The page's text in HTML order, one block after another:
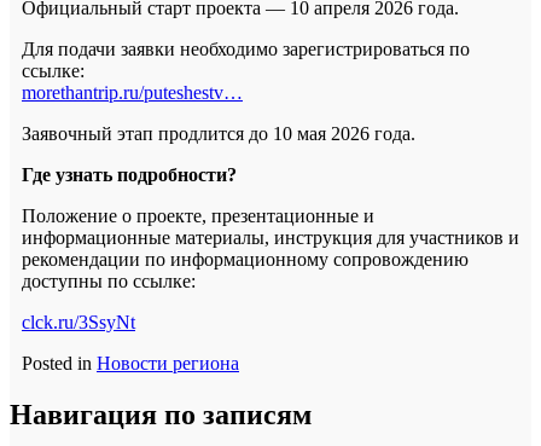
Официальный старт проекта — 10 апреля 2026 года.
Для подачи заявки необходимо зарегистрироваться по
ссылке:
morethantrip.ru/puteshestv…
Заявочный этап продлится до 10 мая 2026 года.
Где узнать подробности?
Положение о проекте, презентационные и
информационные материалы, инструкция для участников и
рекомендации по информационному сопровождению
доступны по ссылке:
clck.ru/3SsyNt
Posted in Новости региона
Навигация по записям